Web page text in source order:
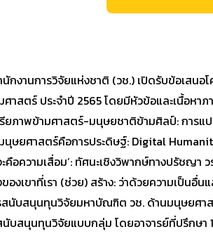
กงานการวิจัยแห่งชาติ (วช.) เปิดรับข้อเส
ศาสตร์ ประจำปี 2565 โดยมีหัวข้อและเนื้อหา
ภาพข้ามศาสตร์-มนุษยชาติข้ามศิลป์: การแ
ษยศาสตร์คือการประดิษฐ์: Digital
คือความเสื่อม’: ทัศนะเชิงวิพากษ์ทางปรัชญ
องเขาที่เรา (ช่วย) สร้าง: ว่าด้วยความเป็นอื่
สนับสนุนทุนวิจัยมหาบัณฑิต วช. ด้านมนุษยศา
บสนุนทุนวิจัยแบบกลุ่ม โดยอาจารย์ที่ปรึกษา